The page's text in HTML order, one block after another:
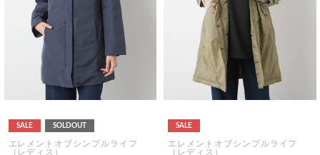
SALE SOLDOUT
エレメントオブシンプルライフ
（レディス）
SALE
エレメントオブシンプルライフ
（レディス）